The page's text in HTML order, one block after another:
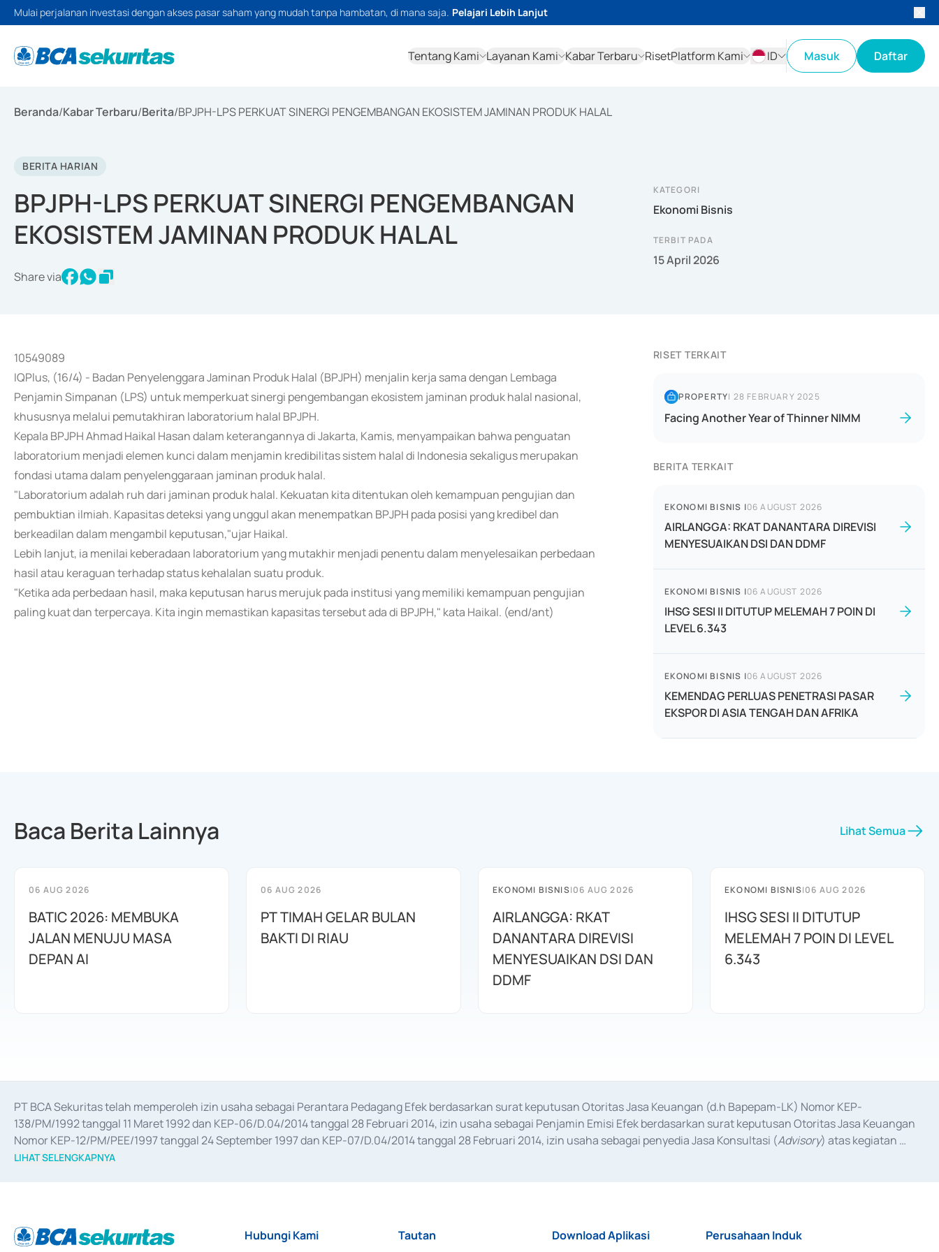
Mulai perjalanan investasi dengan akses pasar saham yang mudah tanpa hambatan, di mana saja. Pelajari Lebih Lanjut
Tentang Kami Layanan Kami Kabar Terbaru RisetPlatform Kami
ID
Masuk Daftar
Beranda/Kabar Terbaru/Berita/BPJPH-LPS PERKUAT SINERGI PENGEMBANGAN EKOSISTEM JAMINAN PRODUK HALAL
BERITA HARIAN
BPJPH-LPS PERKUAT SINERGI PENGEMBANGAN
EKOSISTEM JAMINAN PRODUK HALAL
Share via
KATEGORI
Ekonomi Bisnis
TERBIT PADA
15 April 2026
10549089
IQPlus, (16/4) - Badan Penyelenggara Jaminan Produk Halal (BPJPH) menjalin kerja sama dengan Lembaga
Penjamin Simpanan (LPS) untuk memperkuat sinergi pengembangan ekosistem jaminan produk halal nasional,
khususnya melalui pemutakhiran laboratorium halal BPJPH.
Kepala BPJPH Ahmad Haikal Hasan dalam keterangannya di Jakarta, Kamis, menyampaikan bahwa penguatan
laboratorium menjadi elemen kunci dalam menjamin kredibilitas sistem halal di Indonesia sekaligus merupakan
fondasi utama dalam penyelenggaraan jaminan produk halal.
"Laboratorium adalah ruh dari jaminan produk halal. Kekuatan kita ditentukan oleh kemampuan pengujian dan
pembuktian ilmiah. Kapasitas deteksi yang unggul akan menempatkan BPJPH pada posisi yang kredibel dan
berkeadilan dalam mengambil keputusan,"ujar Haikal.
Lebih lanjut, ia menilai keberadaan laboratorium yang mutakhir menjadi penentu dalam menyelesaikan perbedaan
hasil atau keraguan terhadap status kehalalan suatu produk.
"Ketika ada perbedaan hasil, maka keputusan harus merujuk pada institusi yang memiliki kemampuan pengujian
paling kuat dan terpercaya. Kita ingin memastikan kapasitas tersebut ada di BPJPH," kata Haikal. (end/ant)
RISET TERKAIT
PROPERTY| 28 FEBRUARY 2025
Facing Another Year of Thinner NIMM
BERITA TERKAIT
EKONOMI BISNIS |06 AUGUST 2026
AIRLANGGA: RKAT DANANTARA DIREVISI
MENYESUAIKAN DSI DAN DDMF
EKONOMI BISNIS |06 AUGUST 2026
IHSG SESI II DITUTUP MELEMAH 7 POIN DI
LEVEL 6.343
EKONOMI BISNIS |06 AUGUST 2026
KEMENDAG PERLUAS PENETRASI PASAR
EKSPOR DI ASIA TENGAH DAN AFRIKA
Baca Berita Lainnya Lihat Semua
06 AUG 2026
BATIC 2026: MEMBUKA
JALAN MENUJU MASA
DEPAN AI
06 AUG 2026
PT TIMAH GELAR BULAN
BAKTI DI RIAU
EKONOMI BISNIS|06 AUG 2026
AIRLANGGA: RKAT
DANANTARA DIREVISI
MENYESUAIKAN DSI DAN
DDMF
EKONOMI BISNIS|06 AUG 2026
IHSG SESI II DITUTUP
MELEMAH 7 POIN DI LEVEL
6.343
PT BCA Sekuritas telah memperoleh izin usaha sebagai Perantara Pedagang Efek berdasarkan surat keputusan Otoritas Jasa Keuangan (d.h Bapepam-LK) Nomor KEP-
138/PM/1992 tanggal 11 Maret 1992 dan KEP-06/D.04/2014 tanggal 28 Februari 2014, izin usaha sebagai Penjamin Emisi Efek berdasarkan surat keputusan Otoritas Jasa Keuangan
Nomor KEP-12/PM/PEE/1997 tanggal 24 September 1997 dan KEP-07/D.04/2014 tanggal 28 Februari 2014, izin usaha sebagai penyedia Jasa Konsultasi (Advisory) atas kegiatan
merger, akuisisi, divestasi, dan
LIHAT SELENGKAPNYA
Hubungi Kami Tautan Download Aplikasi Perusahaan Induk